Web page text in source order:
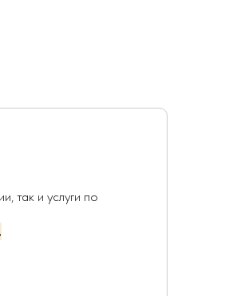
так и услуги по